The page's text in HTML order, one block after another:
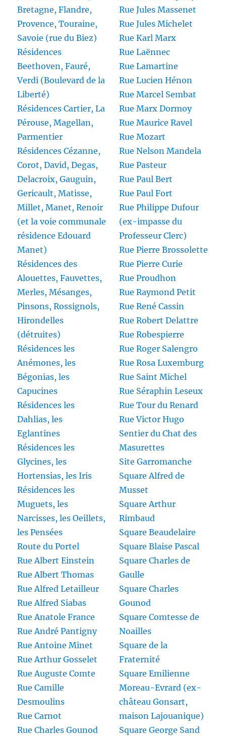
Bretagne, Flandre,
Provence, Touraine,
Savoie (rue du Biez)
Résidences
Beethoven, Fauré,
Verdi (Boulevard de la
Liberté)
Résidences Cartier, La
Pérouse, Magellan,
Parmentier
Résidences Cézanne,
Corot, David, Degas,
Delacroix, Gauguin,
Gericault, Matisse,
Millet, Manet, Renoir
(et la voie communale
résidence Edouard
Manet)
Résidences des
Alouettes, Fauvettes,
Merles, Mésanges,
Pinsons, Rossignols,
Hirondelles
(détruites)
Résidences les
Anémones, les
Bégonias, les
Capucines
Résidences les
Dahlias, les
Eglantines
Résidences les
Glycines, les
Hortensias, les Iris
Résidences les
Muguets, les
Narcisses, les Oeillets,
les Pensées
Route du Portel
Rue Albert Einstein
Rue Albert Thomas
Rue Alfred Letailleur
Rue Alfred Siabas
Rue Anatole France
Rue André Pantigny
Rue Antoine Minet
Rue Arthur Gosselet
Rue Auguste Comte
Rue Camille
Desmoulins
Rue Carnot
Rue Charles Gounod
Rue Jules Massenet
Rue Jules Michelet
Rue Karl Marx
Rue Laënnec
Rue Lamartine
Rue Lucien Hénon
Rue Marcel Sembat
Rue Marx Dormoy
Rue Maurice Ravel
Rue Mozart
Rue Nelson Mandela
Rue Pasteur
Rue Paul Bert
Rue Paul Fort
Rue Philippe Dufour
(ex-impasse du
Professeur Clerc)
Rue Pierre Brossolette
Rue Pierre Curie
Rue Proudhon
Rue Raymond Petit
Rue René Cassin
Rue Robert Delattre
Rue Robespierre
Rue Roger Salengro
Rue Rosa Luxemburg
Rue Saint Michel
Rue Séraphin Leseux
Rue Tour du Renard
Rue Victor Hugo
Sentier du Chat des
Masurettes
Site Garromanche
Square Alfred de
Musset
Square Arthur
Rimbaud
Square Beaudelaire
Square Blaise Pascal
Square Charles de
Gaulle
Square Charles
Gounod
Square Comtesse de
Noailles
Square de la
Fraternité
Square Emilienne
Moreau-Evrard (ex-
château Gonsart,
maison Lajouanique)
Square George Sand